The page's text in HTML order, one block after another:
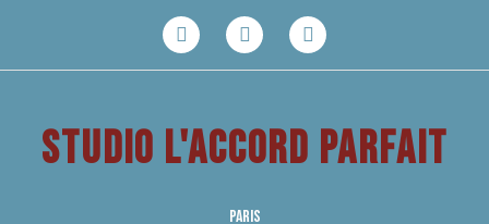
STUDIO L'ACCORD PARFAIT
PARIS